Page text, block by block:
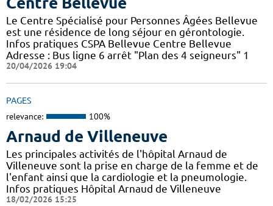
Le Centre Spécialisé pour Personnes Âgées Bellevue
est une résidence de long séjour en gérontologie.
Infos pratiques CSPA Bellevue Centre Bellevue
Adresse : Bus ligne 6 arrêt "Plan des 4 seigneurs" 1
20/04/2026 19:04
PAGES
relevance: 100%
Arnaud de Villeneuve
Les principales activités de l'hôpital Arnaud de
Villeneuve sont la prise en charge de la femme et de
l'enfant ainsi que la cardiologie et la pneumologie.
Infos pratiques Hôpital Arnaud de Villeneuve
18/02/2026 15:25